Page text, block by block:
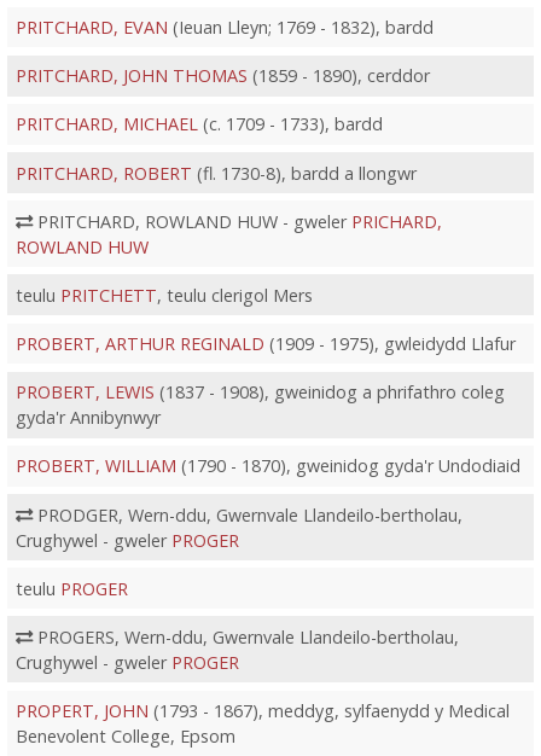
PRITCHARD, EVAN (Ieuan Lleyn; 1769 - 1832), bardd
PRITCHARD, JOHN THOMAS (1859 - 1890), cerddor
PRITCHARD, MICHAEL(c. 1709 - 1733), bardd
PRITCHARD, ROBERT (fl. 1730-8), bardd a llongwr
PRITCHARD, ROWLAND HUW - gweler PRICHARD,
ROWLAND HUW
teulu PRITCHETT, teulu clerigol Mers
PROBERT, ARTHUR REGINALD (1909 - 1975), gwleidydd Llafur
PROBERT, LEWIS (1837 - 1908), gweinidog a phrifathro coleg
gyda'r Annibynwyr
PROBERT, WILLIAM (1790 - 1870), gweinidog gyda'r Undodiaid
PRODGER, Wern-ddu, Gwernvale Llandeilo-bertholau,
Crughywel - gweler PROGER
teulu PROGER
PROGERS, Wern-ddu, Gwernvale Llandeilo-bertholau,
Crughywel - gweler PROGER
PROPERT, JOHN (1793 - 1867), meddyg, sylfaenydd y Medical
Benevolent College, Epsom